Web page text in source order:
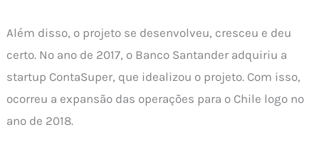
Além disso, o projeto se desenvolveu, cresceu e deu
certo. No ano de 2017, o Banco Santander adquiriu a
startup ContaSuper, que idealizou o projeto. Com isso,
ocorreu a expansão das operações para o Chile logo no
ano de 2018.